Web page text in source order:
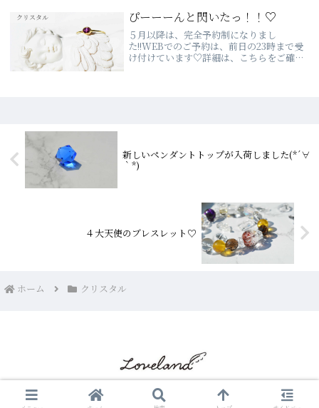
*:..｡♦♫♦･*:..｡♦♫♦*...
クリスタル ぴーーーんと閃いたっ！！♡
５月以降は、完全予約制になりまし
た!!WEBでのご予約は、前日の23時まで受
け付けています♡詳細は、こちらをご確認
新しいペンダントトップが入荷しました(*´∀
｀*)
４大天使のブレスレット♡
ホーム クリスタル
© 2017 LoveLand クリスタルショップ ブログ☆彡.